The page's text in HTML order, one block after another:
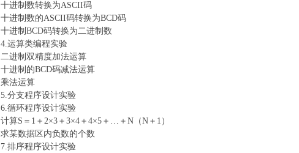
十进制数转换为ASCII码
十进制数的ASCII码转换为BCD码
十进制 BCD码转换为二进制数
4.运算类编程实验
二进制双精度加法运算
十进制的BCD码减法运算
乘法运算
5.分支程序设计实验
6.循环程序设计实验
计算S＝1＋2×3＋3×4＋4×5＋…＋N（N＋1）
求某数据区内负数的个数
7.排序程序设计实验